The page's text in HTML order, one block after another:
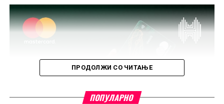
ПРОДОЛЖИ СО ЧИТАЊЕ
ПОПУЛАРНО